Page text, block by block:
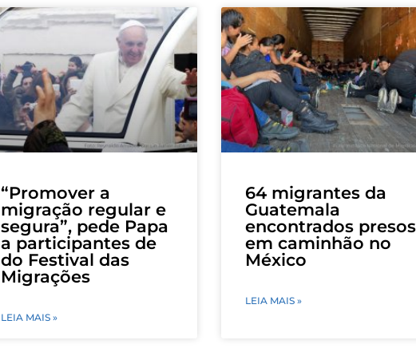
“Promover a
migração regular e
segura”, pede Papa
a participantes de
do Festival das
Migrações
LEIA MAIS »
64 migrantes da
Guatemala
encontrados presos
em caminhão no
México
LEIA MAIS »